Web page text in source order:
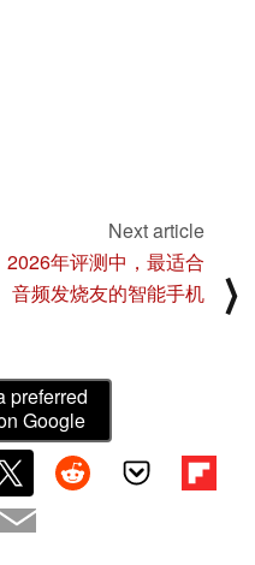
Next article
2026年评测中，最适合
音频发烧友的智能手机
⟩
preferred
Google